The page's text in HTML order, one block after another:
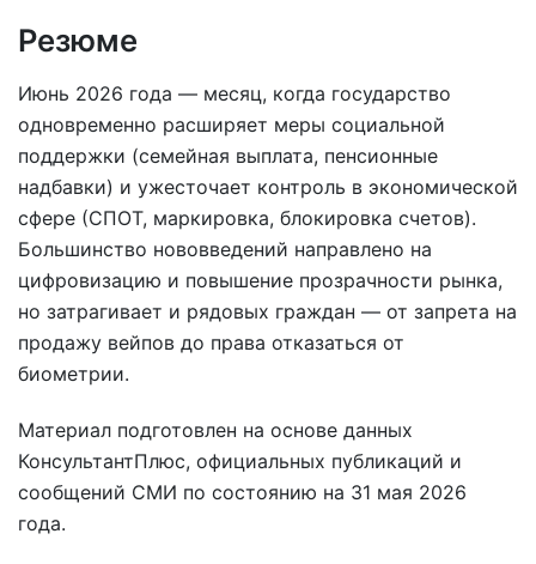
Резюме
Июнь 2026 года — месяц, когда государство
одновременно расширяет меры социальной
поддержки (семейная выплата, пенсионные
надбавки) и ужесточает контроль в экономической
сфере (СПОТ, маркировка, блокировка счетов).
Большинство нововведений направлено на
цифровизацию и повышение прозрачности рынка,
но затрагивает и рядовых граждан — от запрета на
продажу вейпов до права отказаться от
биометрии.
Материал подготовлен на основе данных
КонсультантПлюс, официальных публикаций и
сообщений СМИ по состоянию на 31 мая 2026
года.